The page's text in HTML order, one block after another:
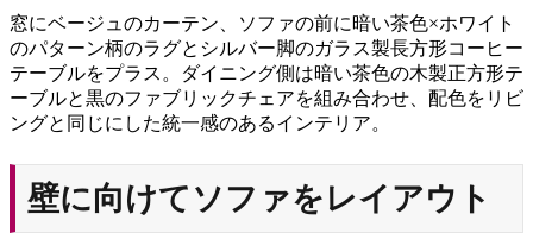
窓にベージュのカーテン、ソファの前に暗い茶色×ホワイト
のパターン柄のラグとシルバー脚のガラス製長方形コーヒー
テーブルをプラス。ダイニング側は暗い茶色の木製正方形テ
ーブルと黒のファブリックチェアを組み合わせ、配色をリビ
ングと同じにした統一感のあるインテリア。
壁に向けてソファをレイアウト